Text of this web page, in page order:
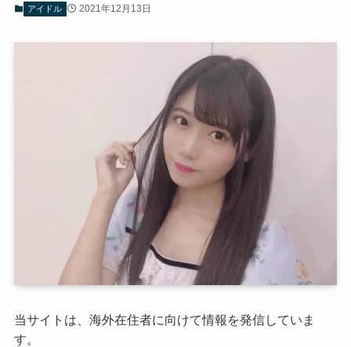
アイドル 2021年12月13日
当サイトは、海外在住者に向けて情報を発信していま
す。